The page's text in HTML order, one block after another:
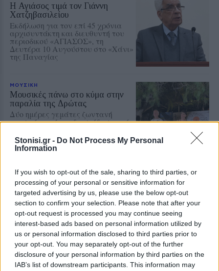
Stonisi.gr - Do Not Process My Personal
Information
If you wish to opt-out of the sale, sharing to third parties, or
processing of your personal or sensitive information for
targeted advertising by us, please use the below opt-out
section to confirm your selection. Please note that after your
opt-out request is processed you may continue seeing
interest-based ads based on personal information utilized by
us or personal information disclosed to third parties prior to
your opt-out. You may separately opt-out of the further
disclosure of your personal information by third parties on the
IAB’s list of downstream participants. This information may
Η Αγιάσος τιμά τον Γιάννη
Χατζηβασιλείου
Εκδήλωση για τον επί 45 χρόνια
αρχισυντάκτη και διευθυντή του
περιοδικού «ΑΓΙΑΣΟΣ», τη
Δευτέρα 10 Αυγούστου στο «Χάνι»
της Παναγίας
ΜΟΥΣΙΚΗ
Μουσικές πάνω στο κύμα στην
παραλία της Δρώτας
Δύο ημέρες γεμάτες ζωντανή
μουσική, χορό και διασκέδαση από
Σύλλογο «Η Δρώτα»
ΔΥΤΙΚΗ ΛΕΣΒΟΣ
Παρέμβαση για το Ειδικό
Χωροταξικό Τουρισμού στη
Μήθυμνα
Ο Δήμος Δυτικής Λέσβου ζητά την
αλλαγή της κατάταξης της
περιοχής
ΡΕΠΟΡΤΑΖ ΔΡΑΣΕΙΣ